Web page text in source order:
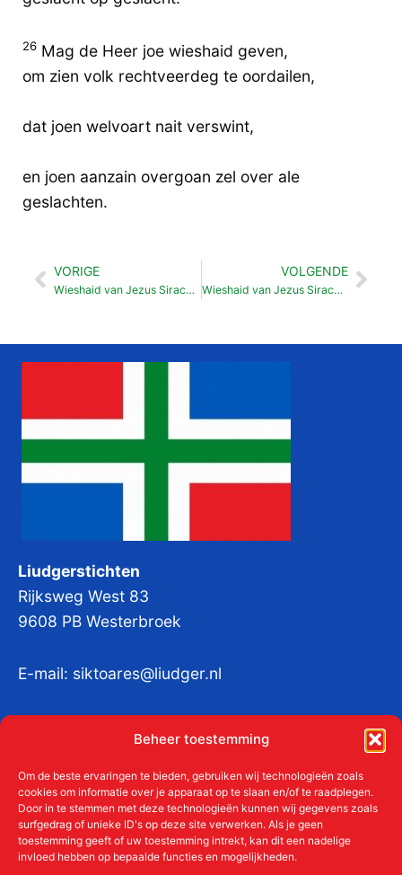
Beheer toestemming
Om de beste ervaringen te bieden, gebruiken wij technologieën zoals
cookies om informatie over je apparaat op te slaan en/of te raadplegen.
Door in te stemmen met deze technologieën kunnen wij gegevens zoals
surfgedrag of unieke ID's op deze site verwerken. Als je geen
toestemming geeft of uw toestemming intrekt, kan dit een nadelige
invloed hebben op bepaalde functies en mogelijkheden.
26 Mag de Heer joe wieshaid geven,
om zien volk rechtveerdeg te oordailen,
dat joen welvoart nait verswint,
en joen aanzain overgoan zel over ale
geslachten.
Vorige
VORIGE
Wieshaid van Jezus Sirach 44
VOLGENDE
Wieshaid van Jezus Sirach 46
Liudgerstichten
Rijksweg West 83
9608 PB Westerbroek
E-mail: siktoares@liudger.nl
KvKnr:41011712
Meer over de Liudgerstichten